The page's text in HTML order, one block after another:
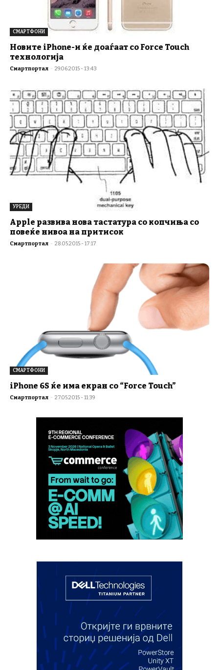
СМАРТФОНИ
Новите iPhone-и ќе доаѓаат со Force Touch
технологија
Смартпортал - 29.06.2015 - 13:43
УРЕДИ
Apple развива нова тастатура со копчиња со
повеќе нивоа на притисок
Смартпортал - 28.05.2015 - 17:17
СМАРТФОНИ
iPhone 6S ќе има екран со “Force Touch”
Смартпортал - 27.05.2015 - 11:39